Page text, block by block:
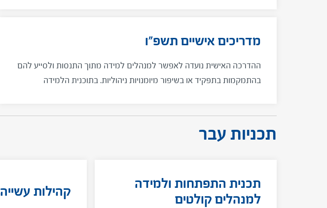
מדריכים אישיים תשפ"ו
ההדרכה האישית נועדה לאפשר למנהלים למידה מתוך התנסות ולסייע להם
בהתמקמות בתפקיד או בשיפור מיומנויות ניהוליות. בתוכנית הלמידה
תכניות עבר
תכנית התפתחות ולמידה
למנהלים קולטים
קהילות עשייה